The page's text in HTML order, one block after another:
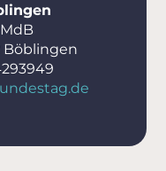
Böblingen